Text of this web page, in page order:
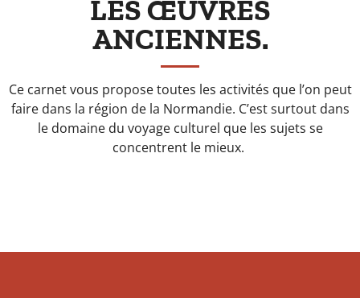
LES ŒUVRES
ANCIENNES.
Ce carnet vous propose toutes les activités que l’on peut
faire dans la région de la Normandie. C’est surtout dans
le domaine du voyage culturel que les sujets se
concentrent le mieux.